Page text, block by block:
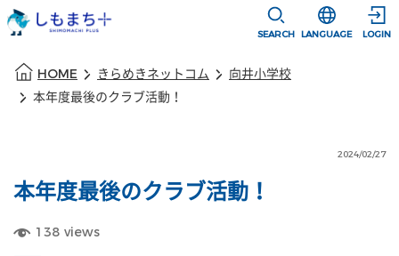
SEARCH
選択すると言
LANGUAGE LOGIN
HOME きらめきネットコム
向井小学校
本年度最後のクラブ活動！
2024/02/27
本年度最後のクラブ活動！
138 views